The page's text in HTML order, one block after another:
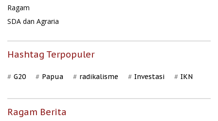
Ragam
SDA dan Agraria
Hashtag Terpopuler
G20 Papua radikalisme Investasi IKN
Ragam Berita